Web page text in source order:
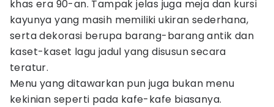
khas era 90-an. Tampak jelas juga meja dan kursi
kayunya yang masih memiliki ukiran sederhana,
serta dekorasi berupa barang-barang antik dan
kaset-kaset lagu jadul yang disusun secara
teratur.
Menu yang ditawarkan pun juga bukan menu
kekinian seperti pada kafe-kafe biasanya.